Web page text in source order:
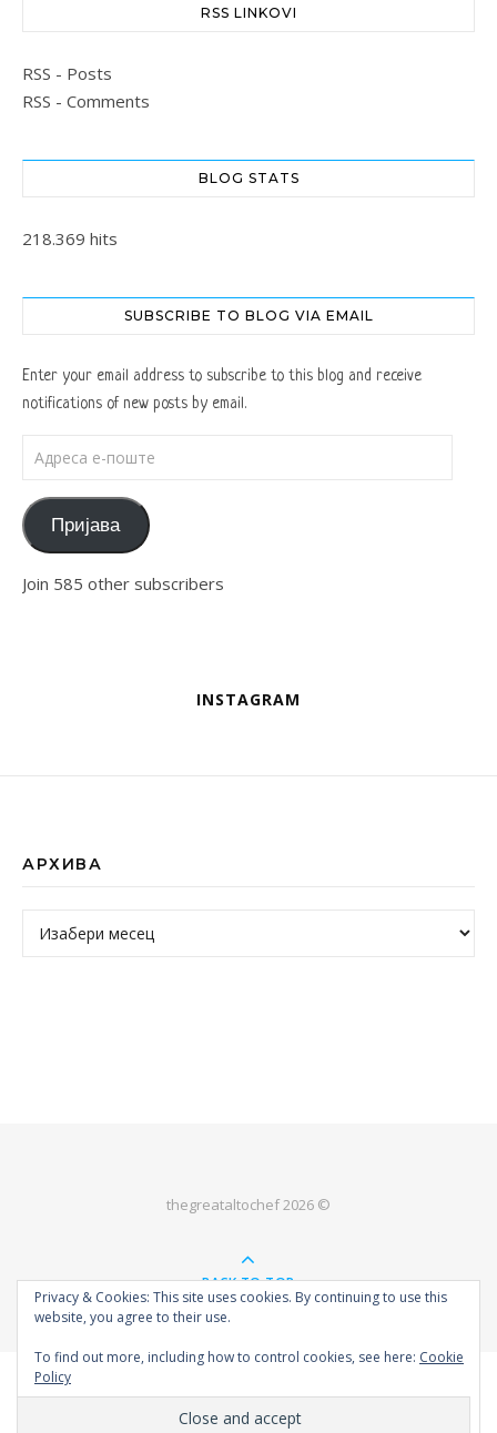
RSS LINKOVI
RSS - Posts
RSS - Comments
BLOG STATS
218.369 hits
SUBSCRIBE TO BLOG VIA EMAIL
Enter your email address to subscribe to this blog and receive
notifications of new posts by email.
Пријава
Join 585 other subscribers
INSTAGRAM
АРХИВА
Архива
thegreataltochef 2026 ©
BACK TO TOP
Privacy & Cookies: This site uses cookies. By continuing to use this
website, you agree to their use.
To find out more, including how to control cookies, see here: Cookie
Policy